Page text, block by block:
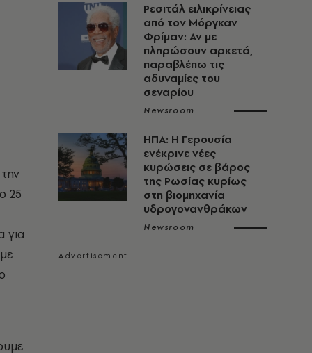
25
για
Ρεσιτάλ ειλικρίνειας
από τον Μόργκαν
Φρίμαν: Αν με
πληρώσουν αρκετά,
παραβλέπω τις
αδυναμίες του
σεναρίου
Newsroom
ΗΠΑ: Η Γερουσία
ενέκρινε νέες
κυρώσεις σε βάρος
της Ρωσίας κυρίως
στη βιομηχανία
υδρογονανθράκων
Newsroom